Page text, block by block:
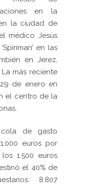
en la
la ciudad de
médico Jesús
en las
en Jerez,
más reciente
de enero en
el centro de la
de gasto
euros por
1.500 euros
el 40% de
8.807